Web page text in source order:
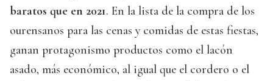
baratos que en 2021. En la lista de la compra de los
ourensanos para las cenas y comidas de estas fiestas,
ganan protagonismo productos como el lacón
asado, más económico, al igual que el cordero o el